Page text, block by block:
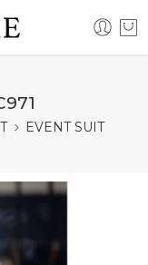
EVENT SUIT